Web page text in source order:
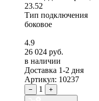
23.52
Тип подключения
боковое
4.9
26 024 руб.
в наличии
Доставка 1-2 дня
Артикул: 10237
− 1 +